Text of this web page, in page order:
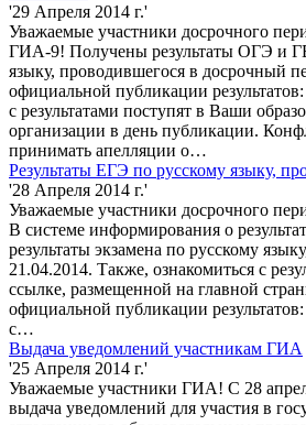
'29 Апреля 2014 г.'
Уважаемые участники досрочного
ГИА-9! Получены результаты ОГЭ и
языку, проводившегося в досрочный
официальной публикации
с результатами поступят в Ваши
организации в день публикации.
принимать апелляции о…
Результаты ЕГЭ по русскому языку,
'28 Апреля 2014 г.'
Уважаемые участники досрочного
В системе информирования о
результаты экзамена по русскому
21.04.2014. Также, ознакомиться с
ссылке, размещенной на главной
официальной публикации
с…
Выдача уведомлений участникам ГИА
'25 Апреля 2014 г.'
Уважаемые участники ГИА! С 28
выдача уведомлений для участия в